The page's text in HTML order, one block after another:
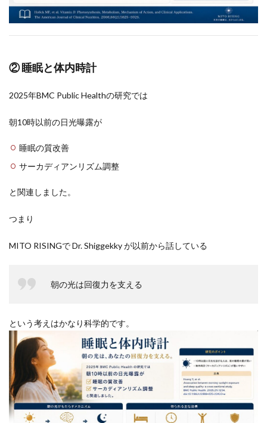
② 睡眠と体内時計
2025年BMC Public Healthの研究では
朝10時以前の日光曝露が
睡眠の質改善
サーカディアンリズム調整
と関連しました。
つまり
MITO RISINGで Dr. Shiggekky が以前から話している
朝の光は回復力を支える
という考えはかなり科学的です。